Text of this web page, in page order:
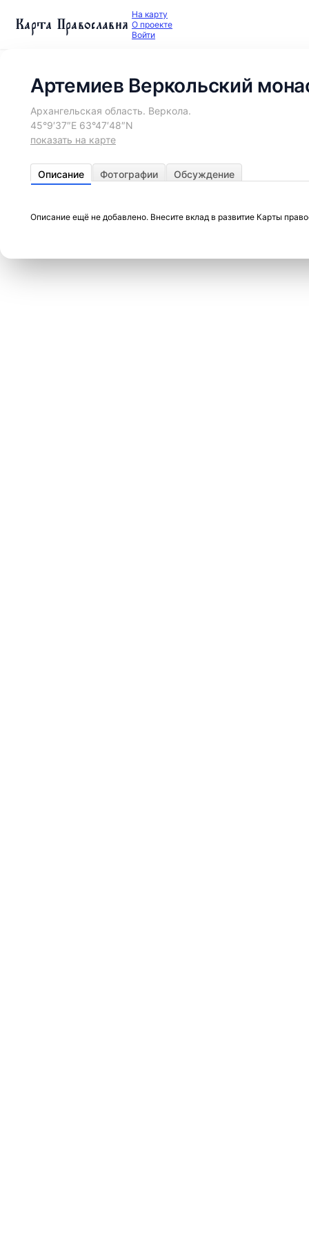
Карта Православия На карту
О проекте
Войти
Артемиев Веркольский
Архангельская область. Веркола.
45°9′37″E 63°47′48″N
показать на карте
Описание Фотографии Обсуждение
Описание ещё не добавлено. Внесите вклад в развитие Карты